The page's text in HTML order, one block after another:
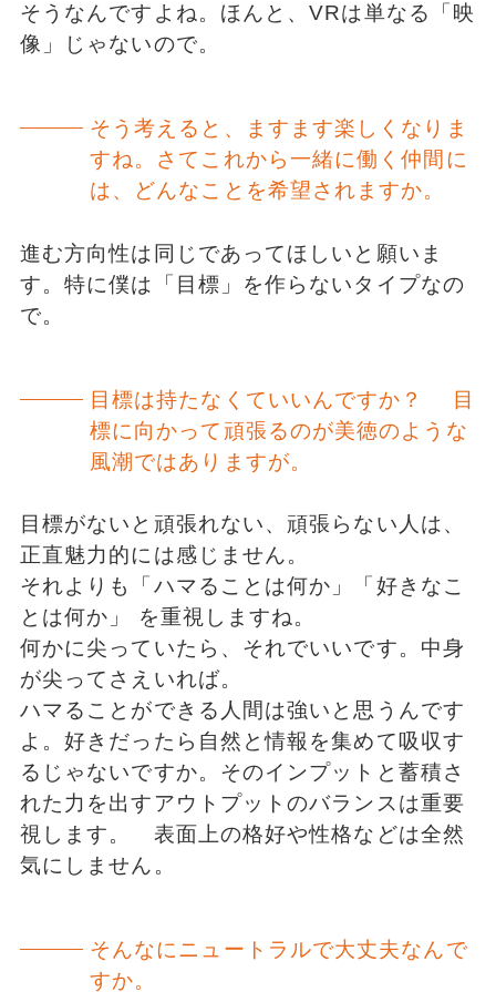
そうなんですよね。ほんと、VRは単なる「映
像」じゃないので。
そう考えると、ますます楽しくなりま
すね。さてこれから一緒に働く仲間に
は、どんなことを希望されますか。
進む方向性は同じであってほしいと願いま
す。特に僕は「目標」を作らないタイプなの
で。
目標は持たなくていいんですか？ 目
標に向かって頑張るのが美徳のような
風潮ではありますが。
目標がないと頑張れない、頑張らない人は、
正直魅力的には感じません。
それよりも「ハマることは何か」「好きなこ
とは何か」 を重視しますね。
何かに尖っていたら、それでいいです。中身
が尖ってさえいれば。
ハマることができる人間は強いと思うんです
よ。好きだったら自然と情報を集めて吸収す
るじゃないですか。そのインプットと蓄積さ
れた力を出すアウトプットのバランスは重要
視します。 表面上の格好や性格などは全然
気にしません。
そんなにニュートラルで大丈夫なんで
すか。